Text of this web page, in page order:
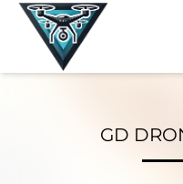
Skip
GD